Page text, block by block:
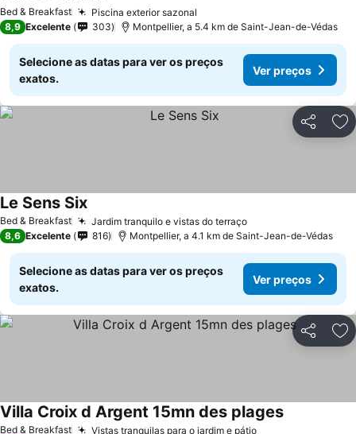
Bed & Breakfast Piscina exterior sazonal
8,9 Excelente 303 Montpellier, a 5.4 km de Saint-Jean-de-Védas
Selecione as datas para ver os preços
exatos.
Ver preços
Partilhar
Bed & Breakfast Jardim tranquilo e vistas do terraço
Le Sens Six
8,6 Excelente 816 Montpellier, a 4.1 km de Saint-Jean-de-Védas
Selecione as datas para ver os preços
exatos.
Ver preços
Partilhar
Bed & Breakfast Vistas tranquilas para o jardim e pátio
Villa Croix d Argent 15mn des plages